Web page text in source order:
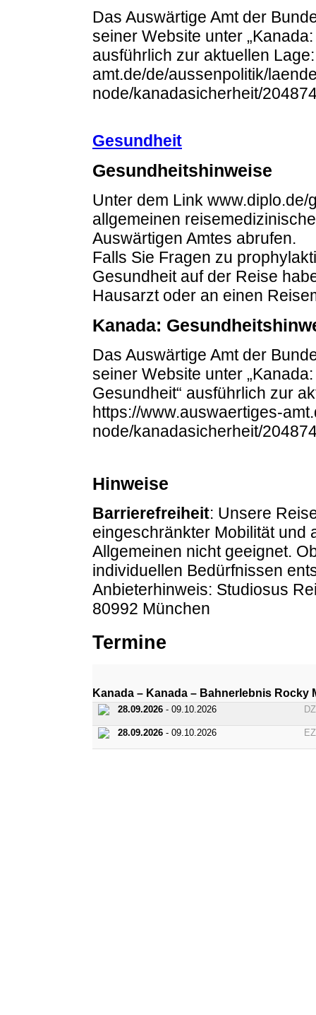
Das Auswärtige Amt der
seiner Website unter
ausführlich zur aktuellen
amt.de/de/aussenpolitik/
node/kanadasicherheit/
Gesundheit
Gesundheitshinweise
Unter dem Link
allgemeinen
Auswärtigen Amtes abrufen.
Falls Sie Fragen zu
Gesundheit auf der Reise
Hausarzt oder an einen
Kanada:
Das Auswärtige Amt der
seiner Website unter
Gesundheit“ ausführlich zur
https://www.auswaertiges-
node/kanadasicherheit/
Hinweise
Barrierefreiheit: Unsere
eingeschränkter Mobilität und
Allgemeinen nicht geeignet.
individuellen Bedürfnissen
Anbieterhinweis: Studiosus
80992 München
Termine
Kanada – Kanada – Bahnerlebnis Rocky
28.09.2026- 09.10.2026 DZ
28.09.2026- 09.10.2026 EZ